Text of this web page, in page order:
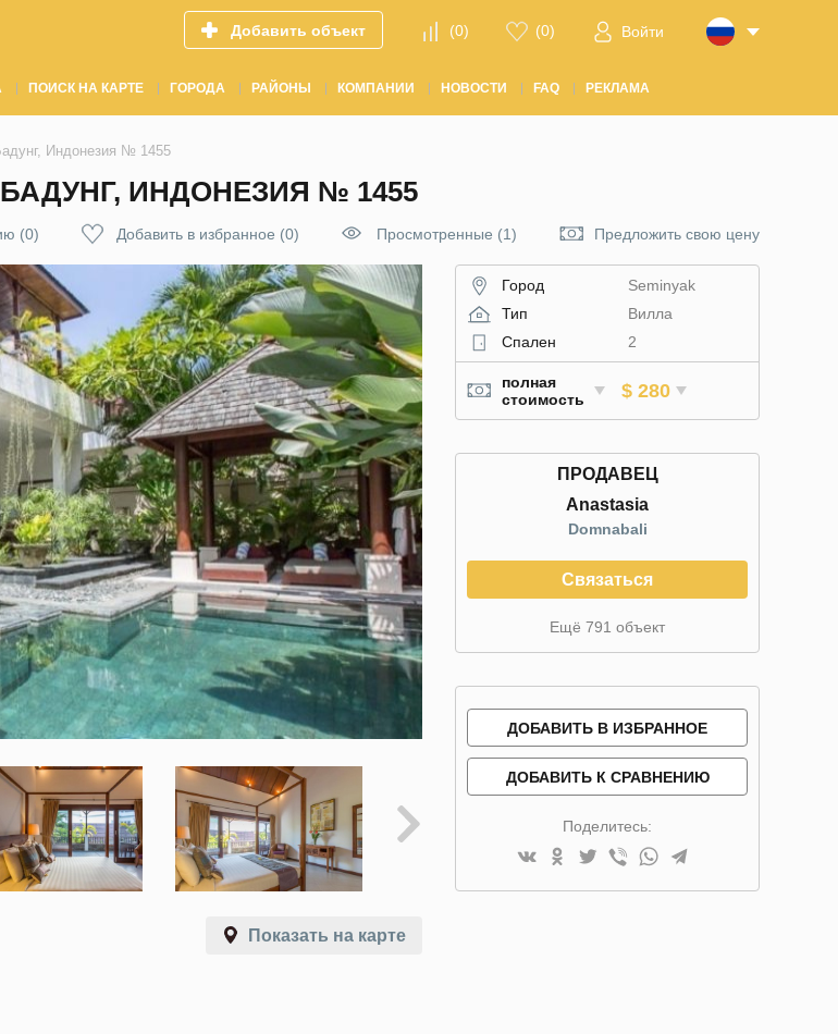
Добавить объект (0) (0) Войти
ПОИСК НА КАРТЕ ГОРОДА РАЙОНЫ КОМПАНИИ НОВОСТИ FAQ РЕКЛАМА
Индонезия № 1455
ИНДОНЕЗИЯ № 1455
(0) Добавить в избранное (0) Просмотренные (1) Предложить свою цену
Показать на карте
Город
Seminyak
Тип
Вилла
Спален
2
полная
стоимость
$ 280
ПРОДАВЕЦ
Anastasia
Domnabali
Связаться
Ещё 791 объект
ДОБАВИТЬ В ИЗБРАННОЕ
ДОБАВИТЬ К СРАВНЕНИЮ
Поделитесь: